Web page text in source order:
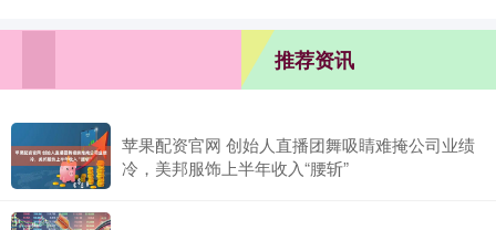
推荐资讯
苹果配资官网 创始人直播团舞吸睛难掩公司业绩
冷，美邦服饰上半年收入“腰斩”